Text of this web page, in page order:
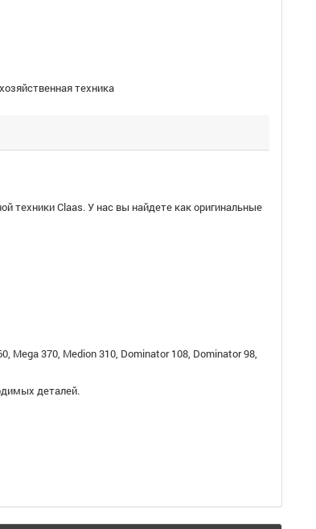
техника
техники Claas. У нас вы найдете как оригинальные
Mega 370, Medion 310, Dominator 108, Dominator 98,
деталей.